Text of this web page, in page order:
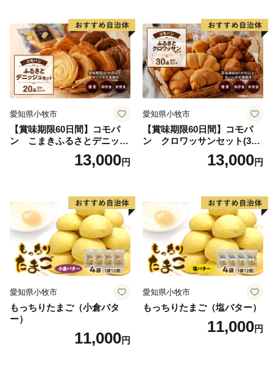
愛知県小牧市
【賞味期限60日間】コモパ
ン こまきふるさとデニッシ
ュセット（20個入り）／災害
用備蓄 保存食 非常食 防災グ
13,000円
愛知県小牧市
【賞味期限60日間】コモパ
ン クロワッサンセット(30
個入り)／災害用備蓄 保存食
非常食 防災グッズにも
13,000円
愛知県小牧市
もっちりたまご（小倉バタ
ー）
11,000円
愛知県小牧市
もっちりたまご（塩バター）
11,000円